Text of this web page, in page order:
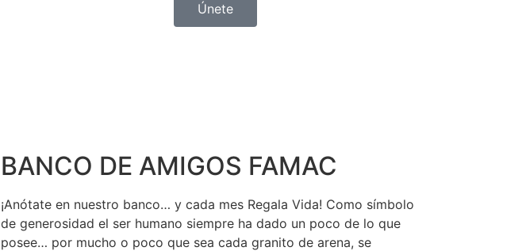
Únete
BANCO DE AMIGOS FAMAC
¡Anótate en nuestro banco… y cada mes Regala Vida! Como símbolo
de generosidad el ser humano siempre ha dado un poco de lo que
posee… por mucho o poco que sea cada granito de arena, se